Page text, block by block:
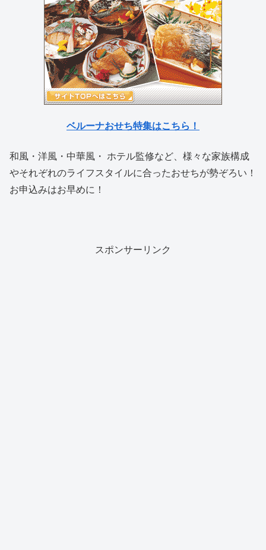
ベルーナおせち特集はこちら！
和風・洋風・中華風・ ホテル監修など、様々な家族構成
やそれぞれのライフスタイルに合ったおせちが勢ぞろい！
お申込みはお早めに！
スポンサーリンク